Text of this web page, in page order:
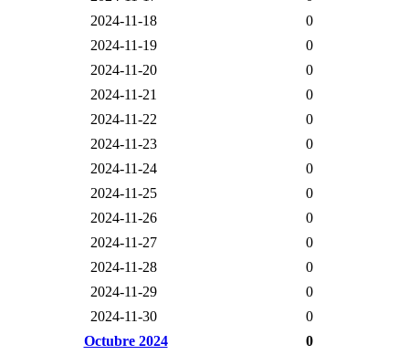
2024-11-18
0
2024-11-19
0
2024-11-20
0
2024-11-21
0
2024-11-22
0
2024-11-23
0
2024-11-24
0
2024-11-25
0
2024-11-26
0
2024-11-27
0
2024-11-28
0
2024-11-29
0
2024-11-30
0
Octubre 2024
0